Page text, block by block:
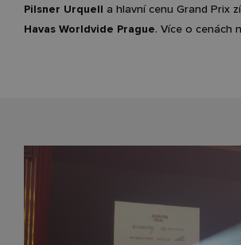
Pilsner Urquell a hlavní cenu Grand Prix
Havas Worldvide Prague. Více o cenách